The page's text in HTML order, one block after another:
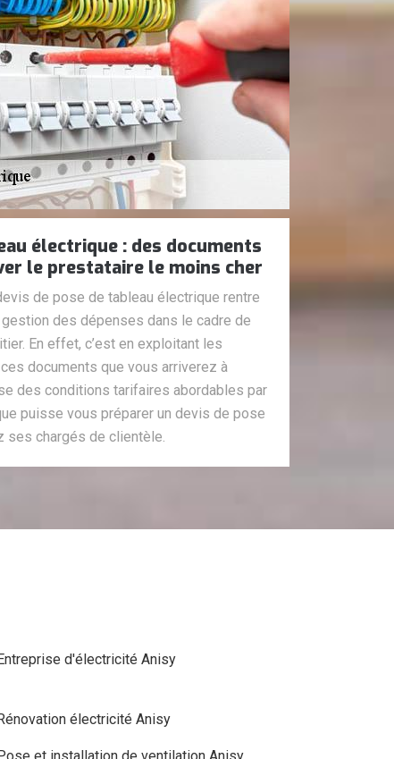
électrique : des documents
le prestataire le moins cher
de pose de tableau électrique rentre
des dépenses dans le cadre de
En effet, c’est en exploitant les
documents que vous arriverez à
des conditions tarifaires abordables par
puisse vous préparer un devis de pose
ses chargés de clientèle.
d'électricité Anisy
électricité Anisy
et installation de ventilation Anisy